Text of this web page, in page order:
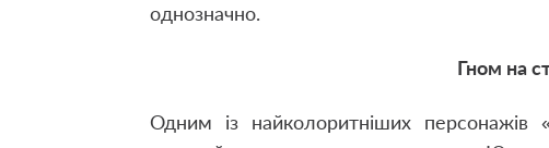
однозначно.
Гном на
Одним із найколоритніших